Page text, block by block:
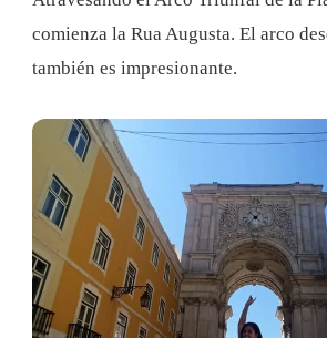
comienza la Rua Augusta. El arco
también es impresionante.